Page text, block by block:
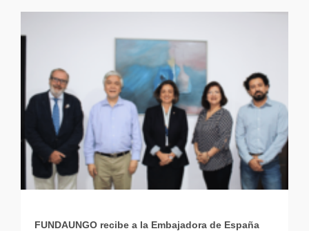
FUNDAUNGO recibe a la Embajadora de España